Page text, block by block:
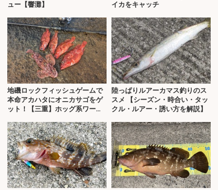
ュー【響灘】
イカをキャッチ
地磯ロックフィッシュゲームで
本命アカハタにオニカサゴをゲ
ット！【三重】ホッグ系ワーム
陸っぱりルアーカマス釣りのス
スメ 【シーズン・時合い・タッ
クル・ルアー・誘い方を解説】